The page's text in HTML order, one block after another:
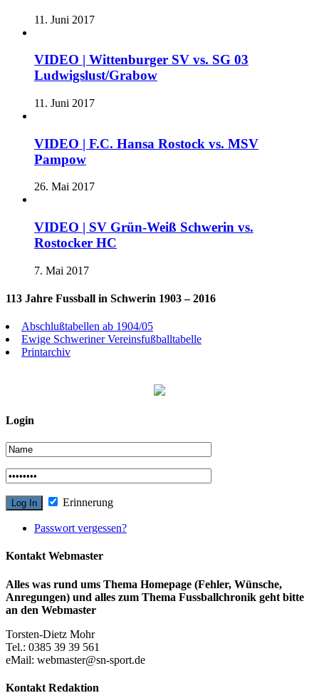
11. Juni 2017
VIDEO | Wittenburger SV vs. SG 03
Ludwigslust/Grabow
11. Juni 2017
VIDEO | F.C. Hansa Rostock vs. MSV
Pampow
26. Mai 2017
VIDEO | SV Grün-Weiß Schwerin vs.
Rostocker HC
7. Mai 2017
113 Jahre Fussball in Schwerin 1903 – 2016
Abschlußtabellen ab 1904/05
Ewige Schweriner Vereinsfußballtabelle
Printarchiv
Login
Erinnerung
Passwort vergessen?
Kontakt Webmaster
Alles was rund ums Thema Homepage (Fehler, Wünsche,
Anregungen) und alles zum Thema Fussballchronik geht bitte
an den Webmaster
Torsten-Dietz Mohr
Tel.: 0385 39 39 561
eMail: webmaster@sn-sport.de
Kontakt Redaktion